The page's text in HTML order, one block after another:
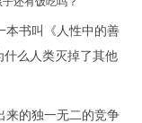
本书叫《人性中的善
什么人类灭掉了其他
的独一无二的竞争